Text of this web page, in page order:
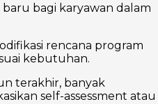
bagi karyawan dalam
rencana program
kebutuhan.
terakhir, banyak
self-assessment atau